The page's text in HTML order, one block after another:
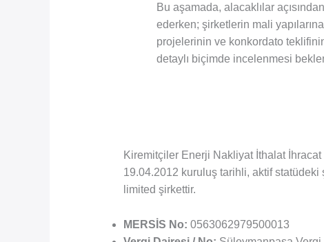
Bu aşamada, alacaklılar
ederken; şirketlerin mali
projelerinin ve konkordato
detaylı biçimde incelenmesi
Kiremitçiler Enerji Nakliyat İthalat
19.04.2012 kuruluş tarihli, aktif statüdeki
limited şirkettir.
MERSİS No: 0563062979500013